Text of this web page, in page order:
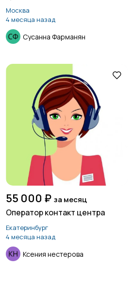
Москва
4 месяца назад
Сусанна Фарманян
55 000 ₽ за месяц
Оператор контакт центра
Екатеринбург
4 месяца назад
Ксения нестерова